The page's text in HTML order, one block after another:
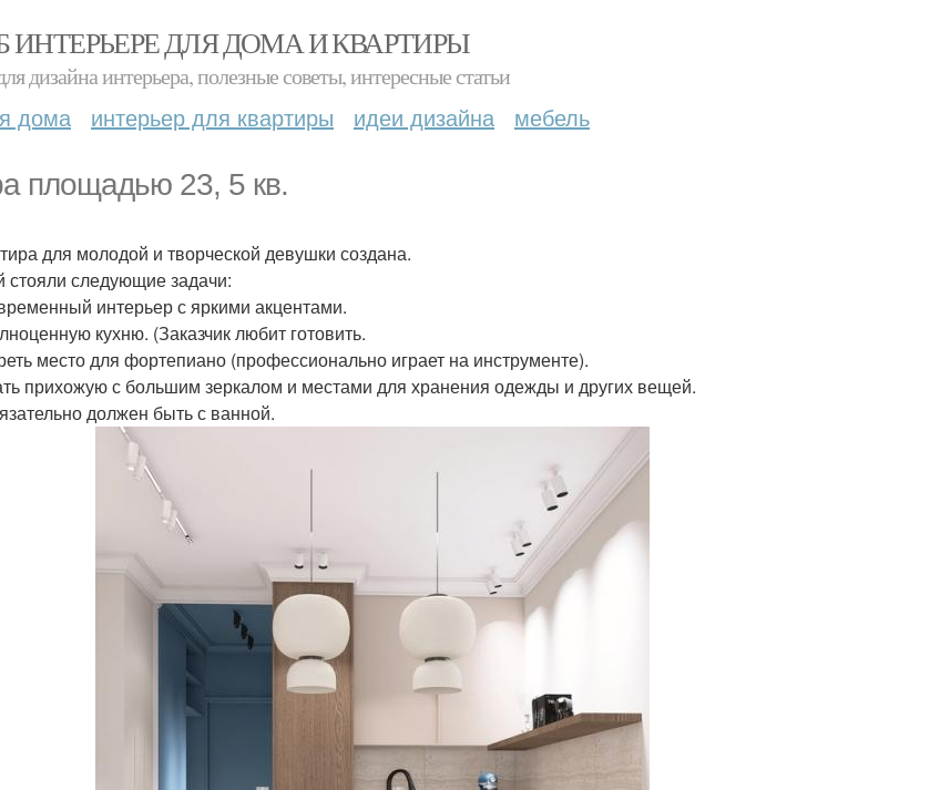
ИНТЕРЬЕРЕ ДЛЯ ДОМА И КВАРТИРЫ
дизайна интерьера, полезные советы, интересные статьи
дома интерьер для квартиры идеи дизайна мебель
площадью 23, 5 кв.
для молодой и творческой девушки создана.
следующие задачи:
интерьер с яркими акцентами.
кухню. (Заказчик любит готовить.
место для фортепиано (профессионально играет на инструменте).
прихожую с большим зеркалом и местами для хранения одежды и других вещей.
должен быть с ванной.